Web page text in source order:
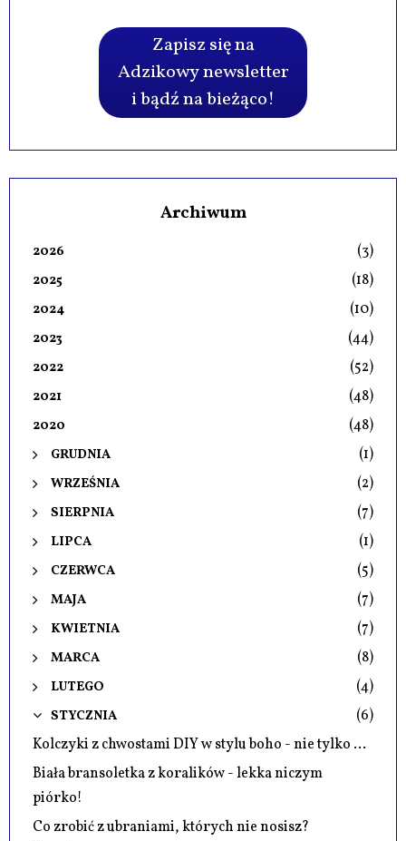
Zapisz się na
Adzikowy newsletter
i bądź na bieżąco!
Archiwum
2026 (3)
2025 (18)
2024 (10)
2023 (44)
2022 (52)
2021 (48)
2020 (48)
GRUDNIA (1)
WRZEŚNIA (2)
SIERPNIA (7)
LIPCA (1)
CZERWCA (5)
MAJA (7)
KWIETNIA (7)
MARCA (8)
LUTEGO (4)
STYCZNIA
(6)
Kolczyki z chwostami DIY w stylu boho - nie tylko ...
Biała bransoletka z koralików - lekka niczym
piórko!
Co zrobić z ubraniami, których nie nosisz?